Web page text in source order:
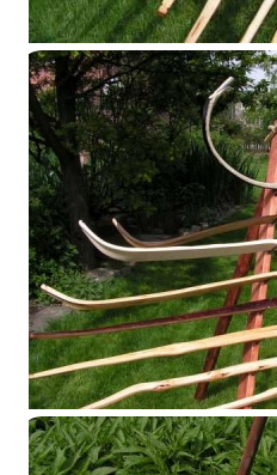
Présentoir 2014
Présentoir 2014